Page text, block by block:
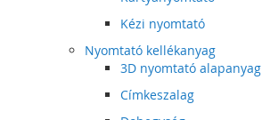
Kézi nyomtató
Nyomtató kellékanyag
3D nyomtató alapanyag
Címkeszalag